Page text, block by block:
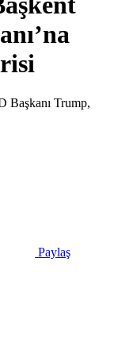
Başkanı Trump,
Paylaş